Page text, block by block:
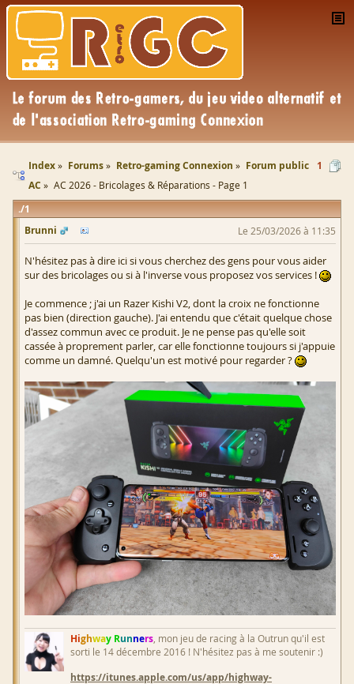
Index Forums Retro-gaming Connexion
Forum public
AC
AC 2026 - Bricolages & Réparations - Page 1
1
1
Brunni
Le 25/03/2026 à 11:35
N'hésitez pas à dire ici si vous cherchez des gens pour vous aider
sur des bricolages ou si à l'inverse vous proposez vos services !
Je commence ; j'ai un Razer Kishi V2, dont la croix ne fonctionne
pas bien (direction gauche). J'ai entendu que c'était quelque chose
d'assez commun avec ce produit. Je ne pense pas qu'elle soit
cassée à proprement parler, car elle fonctionne toujours si j'appuie
comme un damné. Quelqu'un est motivé pour regarder ?
Highway Runners , mon jeu de racing à la Outrun qu'il est
sorti le 14 décembre 2016 ! N'hésitez pas à me soutenir :)
https://itunes.apple.com/us/app/highway-